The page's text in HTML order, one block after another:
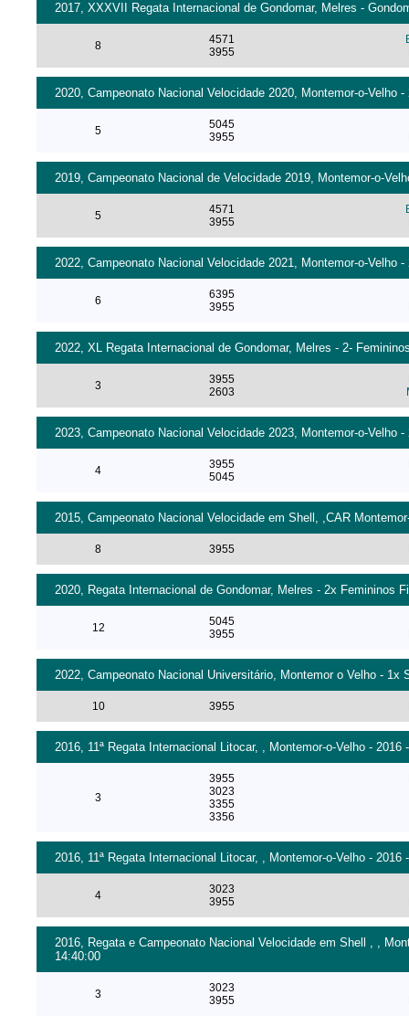
2017, XXXVII Regata Internacional de Gondomar, Melres -
8
4571
3955
2020, Campeonato Nacional Velocidade 2020, Montemor-o-Velho
5
5045
3955
2019, Campeonato Nacional de Velocidade 2019, Montemor-o-
5
4571
3955
2022, Campeonato Nacional Velocidade 2021, Montemor-o-Velho
6
6395
3955
2022, XL Regata Internacional de Gondomar, Melres - 2-
3
3955
2603
2023, Campeonato Nacional Velocidade 2023, Montemor-o-Velho
4
3955
5045
2015, Campeonato Nacional Velocidade em Shell, ,CAR
8 3955
2020, Regata Internacional de Gondomar, Melres - 2x Femininos
12
5045
3955
2022, Campeonato Nacional Universitário, Montemor o Velho - 1x
10 3955
2016, 11ª Regata Internacional Litocar, , Montemor-o-Velho -
3
3955
3023
3355
3356
2016, 11ª Regata Internacional Litocar, , Montemor-o-Velho -
4
3023
3955
2016, Regata e Campeonato Nacional Velocidade em Shell , ,
14:40:00
3
3023
3955